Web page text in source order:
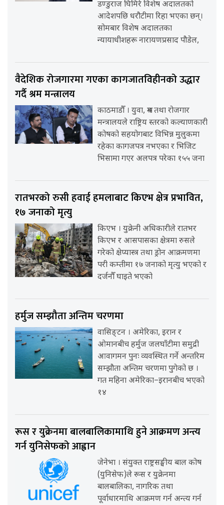
डण्डुराज घिमिरे विशेष अदालतको
आदेशपछि धरौटीमा रिहा भएका छन्।
सोमबार विशेष अदालतका
न्यायाधीशहरू नारायणप्रसाद पौडेल,
वैदेशिक रोजगारमा गएका कागजातविहीनको उद्धार
गर्दै श्रम मन्त्रालय
काठमाडौँ । युवा, श्रम तथा रोजगार
मन्त्रालयले राष्ट्रिय स्तरको कल्याणकारी
कोषको सहयोगबाट विभिन्न मुलुकमा
रहेका कागजपत्र नभएका र भिजिट
भिसामा गएर अलपत्र परेका १५५ जना
रातभरको रुसी हवाई हमलाबाट किएभ क्षेत्र प्रभावित,
१७ जनाको मृत्यु
किएभ । युक्रेनी अधिकारीले रातभर
किएभ र आसपासका क्षेत्रमा रुसले
गरेको क्षेप्यास्त्र तथा ड्रोन आक्रमणमा
परी कम्तीमा १७ जनाको मृत्यु भएको र
दर्जनौँ घाइते भएको
हर्मुज सम्झौता अन्तिम चरणमा
वासिङ्टन । अमेरिका, इरान र
ओमानबीच हर्मुज जलघाँटीमा समुद्री
आवागमन पुनः व्यवस्थित गर्ने अन्तरिम
सम्झौता अन्तिम चरणमा पुगेको छ ।
गत महिना अमेरिका–इरानबीच भएको
१४
रूस र युक्रेनमा बालबालिकामाथि हुने आक्रमण अन्त्य
गर्न युनिसेफको आह्वान
जेनेभा । संयुक्त राष्ट्रसङ्घीय बाल कोष
(युनिसेफ)ले रूस र युक्रेनमा
बालबालिका, नागरिक तथा
पूर्वाधारमाथि आक्रमण गर्न अन्त्य गर्न